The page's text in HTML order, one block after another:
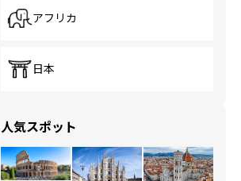
アフリカ
日本
人気スポット